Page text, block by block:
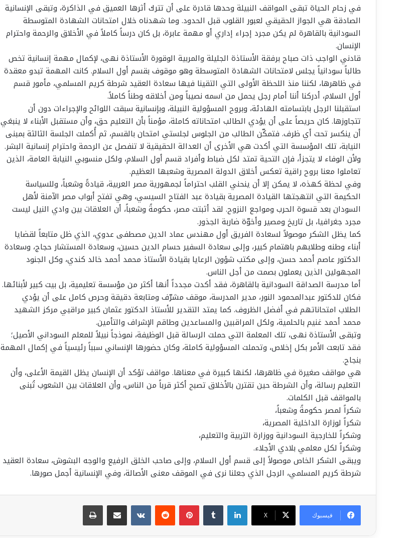
في زحام الحياة تبقى المواقف النبيلة وحدها قادرة على أن تترك أثرها العميق في الذاكرة، وتبقى الإنسانية
الصادقة هي الجواز الحقيقي لعبور القلوب قبل الحدود. وما شهدناه خلال امتحانات الشهادة المتوسطة
السودانية بالقاهرة لم يكن مجرد إجراء إداري أو مهمة عابرة، بل كان درساً كاملاً في الأخلاق والرحمة واحترام
الإنسان.
قادني الواجب ذات صباح برفقة الأستاذة الجليلة والمربية الوقورة الأستاذة نهى، لإكمال مهمة إنسانية تخص
طالباً سودانياً يجلس لامتحانات الشهادة المتوسطة وهو موقوف بقسم أول السلام. كانت المهمة تبدو معقدة
في ظاهرها، لكننا منذ اللحظة الأولى التي التقينا فيها سعادة العقيد شرطة كريم المسلمي، مأمور قسم
أول السلام، أدركنا أننا أمام رجل يحمل من اسمه نصيباً ومن أخلاقه وطناً كاملاً.
استقبلنا الرجل بابتسامته الهادئة، وبروح المسؤولية النبيلة، وبإنسانية سبقت اللوائح والإجراءات دون أن
تتجاوزها. كان حريصاً على أن يؤدي الطالب امتحاناته كاملة، مؤمناً بأن التعليم حق، وأن مستقبل الأبناء لا ينبغي
أن ينكسر تحت أي ظرف. فتمكّن الطالب من الجلوس لجلستي امتحان بالقسم، ثم أُكملت الجلسة الثالثة بمبنى
النيابة، تلك المؤسسة التي أكدت هي الأخرى أن العدالة الحقيقية لا تنفصل عن الرحمة واحترام إنسانية البشر.
ولأن الوفاء لا يتجزأ، فإن التحية تمتد لكل ضباط وأفراد قسم أول السلام، ولكل منسوبي النيابة العامة، الذين
تعاملوا معنا بروح راقية تعكس أخلاق الدولة المصرية وشعبها العظيم.
وفي لحظة كهذه، لا يمكن إلا أن ينحني القلب احتراماً لجمهورية مصر العربية، قيادةً وشعباً، وللسياسة
الحكيمة التي انتهجتها القيادة المصرية بقيادة عبد الفتاح السيسي، وهي تفتح أبواب مصر الآمنة لأهل
السودان بعد قسوة الحرب ومواجع النزوح. لقد أثبتت مصر، حكومةً وشعباً، أن العلاقات بين وادي النيل ليست
مجرد جغرافيا، بل تاريخ ومصير وأخوّة ضاربة الجذور.
كما يظل الشكر موصولاً لسعادة الفريق أول مهندس عماد الدين مصطفى عدوي، الذي ظل متابعاً لقضايا
أبناء وطنه وطلابهم باهتمام كبير، وإلى سعادة السفير حسام الدين حسين، وسعادة المستشار حجاج، وسعادة
الدكتور عاصم أحمد حسن، وإلى مكتب شؤون الرعايا بقيادة الأستاذ محمد أحمد خالد كندي، وكل الجنود
المجهولين الذين يعملون بصمت من أجل الناس.
أما مدرسة الصداقة السودانية بالقاهرة، فقد أكدت مجدداً أنها أكثر من مؤسسة تعليمية، بل بيت كبير لأبنائها.
فكان للدكتور عبدالمحمود النور، مدير المدرسة، موقف مشرّف ومتابعة دقيقة وحرص كامل على أن يؤدي
الطلاب امتحاناتهم في أفضل الظروف. كما يمتد التقدير للأستاذ الدكتور عثمان كبير مراقبي مركز الشهيد
محمد أحمد غنيم بالحلمية، ولكل المراقبين والمساعدين وطاقم الإشراف والتأمين.
وتبقى الأستاذة نهى، تلك المعلمة التي حملت الرسالة قبل الوظيفة، نموذجاً نبيلاً للمعلم السوداني الأصيل؛
فقد تابعت الأمر بكل إخلاص، وتحملت المسؤولية كاملة، وكان حضورها الإنساني سبباً رئيسياً في إكمال المهمة
بنجاح.
هي مواقف صغيرة في ظاهرها، لكنها كبيرة في معناها. مواقف تؤكد أن الإنسان يظل القيمة الأعلى، وأن
التعليم رسالة، وأن الشرطة حين تقترن بالأخلاق تصبح أكثر قرباً من الناس، وأن العلاقات بين الشعوب تُبنى
بالمواقف قبل الكلمات.
شكراً لمصر حكومةً وشعباً،
شكراً لوزارة الداخلية المصرية،
وشكراً للخارجية السودانية ووزارة التربية والتعليم،
وشكراً لكل معلمي بلادي الأجلاء.
ويبقى الشكر الخاص موصولاً إلى قسم أول السلام، وإلى صاحب الخلق الرفيع والوجه البشوش، سعادة العقيد
شرطة كريم المسلمي، الرجل الذي جعلنا نرى في الموقف معنى الأصالة، وفي الإنسانية أجمل صورها.
فيسبوك ‫X
لينكدإن بينتيريست مشاركة عبر البريد طباعة